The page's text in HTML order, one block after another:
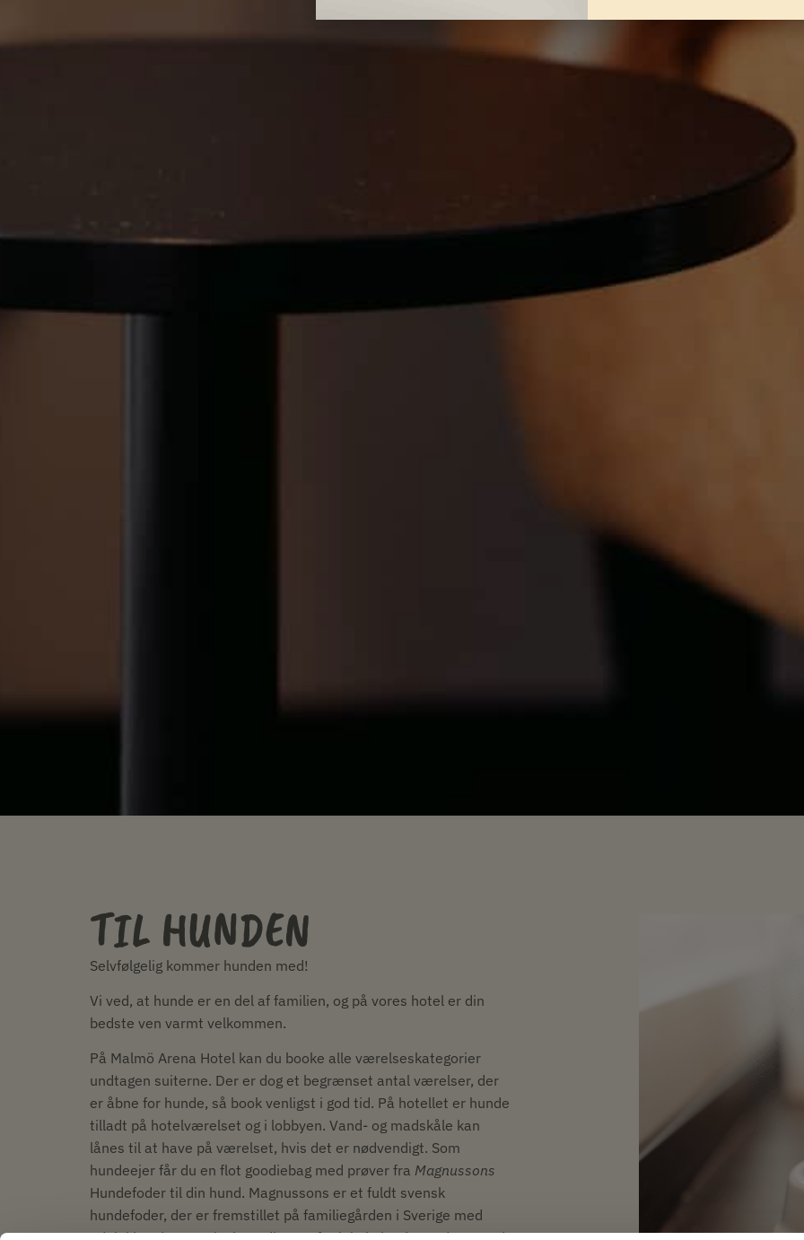
TIL HUNDEN
Selvfølgelig kommer hunden med!
Vi ved, at hunde er en del af familien, og på vores hotel er din
bedste ven varmt velkommen.
På Malmö Arena Hotel kan du booke alle værelseskategorier
undtagen suiterne. Der er dog et begrænset antal værelser, der
er åbne for hunde, så book venligst i god tid. På hotellet er hunde
tilladt på hotelværelset og i lobbyen. Vand- og madskåle kan
lånes til at have på værelset, hvis det er nødvendigt. Som
hundeejer får du en flot goodiebag med prøver fra Magnussons
Hundefoder til din hund. Magnussons er et fuldt svensk
hundefoder, der er fremstillet på familiegården i Sverige med